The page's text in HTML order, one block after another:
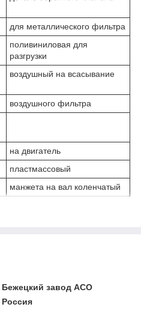
для металлического фильтра
поливиниловая для
разгрузки
воздушный на всасывание
воздушного фильтра
на двигатель
пластмассовый
манжета на вал коленчатый
Бежецкий завод АСО
Россия